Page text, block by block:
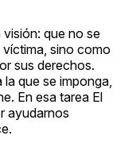
visión: que no se
sino como
sus derechos.
que se imponga,
En esa tarea El
ayudarnos